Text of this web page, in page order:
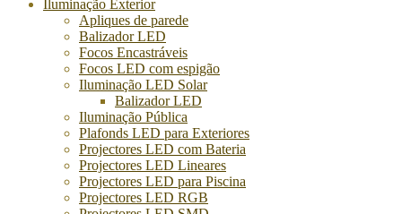
Iluminação Exterior
Apliques de parede
Balizador LED
Focos Encastráveis
Focos LED com espigão
Iluminação LED Solar
Balizador LED
Iluminação Pública
Plafonds LED para Exteriores
Projectores LED com Bateria
Projectores LED Lineares
Projectores LED para Piscina
Projectores LED RGB